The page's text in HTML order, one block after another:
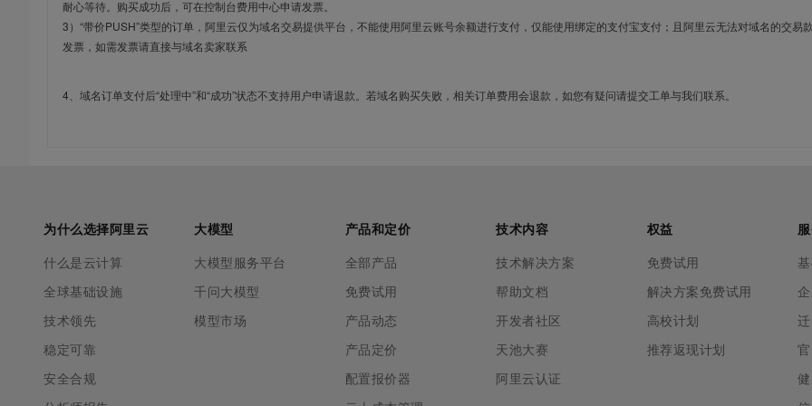
耐心等待。购买成功后，可在控制台费用中心申请发票。
3）“带价PUSH”类型的订单，阿里云仅为域名交易提供平台，不能使用阿里云账号余额进行支付，仅能使用绑定的支付宝支付；且阿里云无法对域名的交易
发票，如需发票请直接与域名卖家联系
4、域名订单支付后“处理中”和“成功”状态不支持用户申请退款。若域名购买失败，相关订单费用会退款，如您有疑问请提交工单与我们联系。